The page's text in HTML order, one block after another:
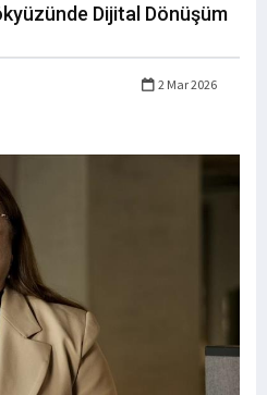
Dijital Dönüşüm
2 Mar 2026